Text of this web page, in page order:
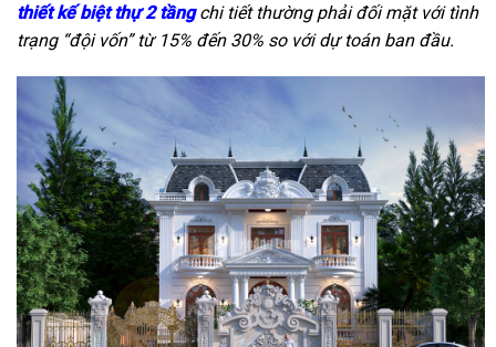
thiết kế biệt thự 2 tầngchi tiết thường phải đối mặt với tình
trạng “đội vốn” từ 15% đến 30% so với dự toán ban đầu.